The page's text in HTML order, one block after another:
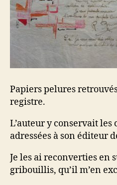
Papiers pelures
registre.
L’auteur y conservait les
adressées à son éditeur
Je les ai reconverties en
gribouillis, qu’il m’en